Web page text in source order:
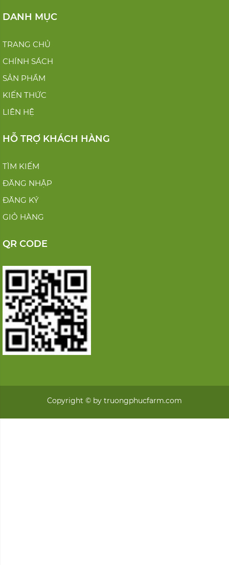
DANH MỤC
TRANG CHỦ
CHÍNH SÁCH
SẢN PHẨM
KIẾN THỨC
LIÊN HỆ
HỖ TRỢ KHÁCH HÀNG
TÌM KIẾM
ĐĂNG NHẬP
ĐĂNG KÝ
GIỎ HÀNG
QR CODE
Copyright © by truongphucfarm.com